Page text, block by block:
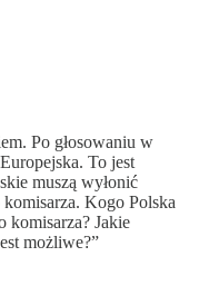
Po głosowaniu w
To jest
muszą wyłonić
Kogo Polska
komisarza? Jakie
możliwe?”